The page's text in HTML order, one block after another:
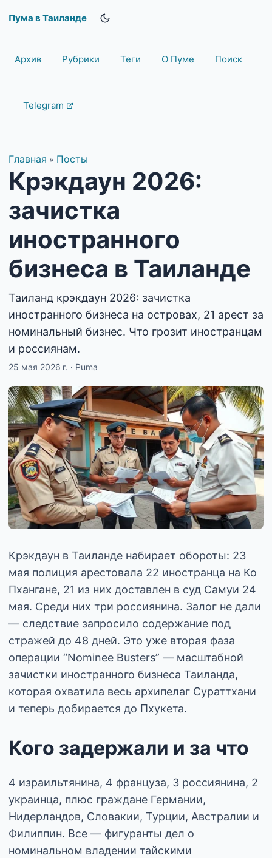
Пума в Таиланде
Архив Рубрики Теги О Пуме Поиск
Telegram
Главная » Посты
Крэкдаун 2026:
зачистка
иностранного
бизнеса в Таиланде
Таиланд крэкдаун 2026: зачистка
иностранного бизнеса на островах, 21 арест за
номинальный бизнес. Что грозит иностранцам
и россиянам.
25 мая 2026 г. · Puma
Крэкдаун в Таиланде набирает обороты: 23
мая полиция арестовала 22 иностранца на Ко
Пхангане, 21 из них доставлен в суд Самуи 24
мая. Среди них три россиянина. Залог не дали
— следствие запросило содержание под
стражей до 48 дней. Это уже вторая фаза
операции “Nominee Busters” — масштабной
зачистки иностранного бизнеса Таиланда,
которая охватила весь архипелаг Сураттхани
и теперь добирается до Пхукета.
Кого задержали и за что
4 израильтянина, 4 француза, 3 россиянина, 2
украинца, плюс граждане Германии,
Нидерландов, Словакии, Турции, Австралии и
Филиппин. Все — фигуранты дел о
номинальном владении тайскими